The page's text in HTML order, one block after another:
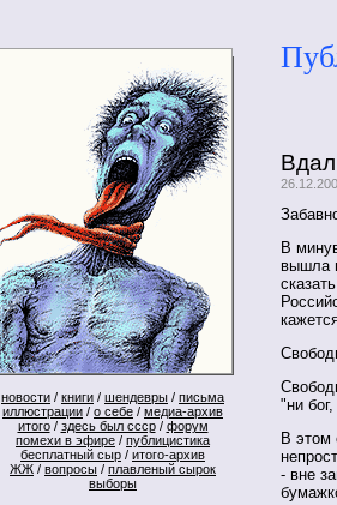
новости / книги / шендевры / письма
иллюстрации / о себе / медиа-архив
итого/ здесь был ссср/ форум
помехи в эфире / публицистика
бесплатный сыр / итого-архив
ЖЖ / вопросы / плавленый сырок
выборы
В
вышла
"ни
В этом
- вне